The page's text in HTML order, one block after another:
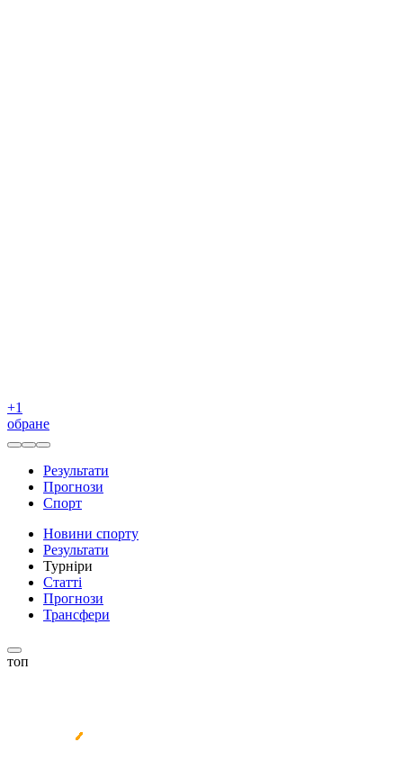
+1
обране
Результати
Прогнози
Спорт
Новини спорту
Результати
Турніри
Статті
Прогнози
Трансфери
топ